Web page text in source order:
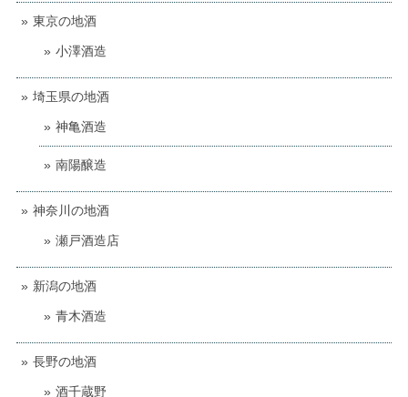
東京の地酒
小澤酒造
埼玉県の地酒
神亀酒造
南陽醸造
神奈川の地酒
瀬戸酒造店
新潟の地酒
青木酒造
長野の地酒
酒千蔵野